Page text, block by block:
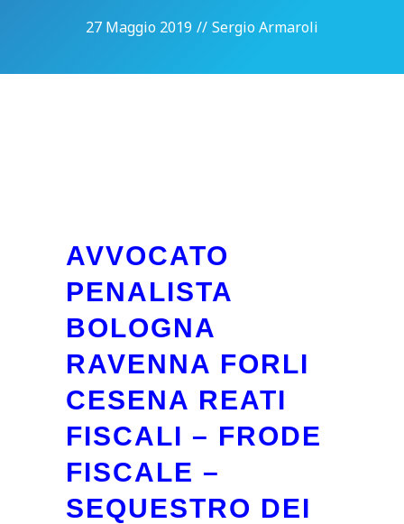
27 Maggio 2019 // Sergio Armaroli
AVVOCATO
PENALISTA
BOLOGNA
RAVENNA FORLI
CESENA REATI
FISCALI – FRODE
FISCALE –
SEQUESTRO DEI